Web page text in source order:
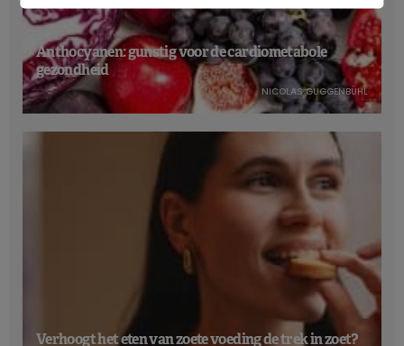
Anthocyanen: gunstig voor de cardiometabole
gezondheid
NICOLAS GUGGENBÜHL
Verhoogt het eten van zoete voeding de trek in zoet?